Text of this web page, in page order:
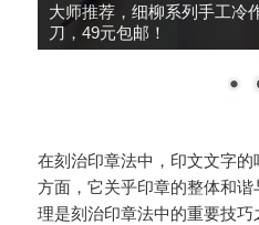
大师推荐，细柳系列手工冷
刀，49元包邮！
在刻治印章法中，印文文字
方面，它关乎印章的整体和
理是刻治印章法中的重要技